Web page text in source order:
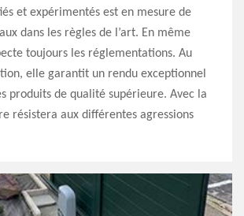
et expérimentés est en mesure de
dans les règles de l’art. En même
toujours les réglementations. Au
elle garantit un rendu exceptionnel
produits de qualité supérieure. Avec la
résistera aux différentes agressions